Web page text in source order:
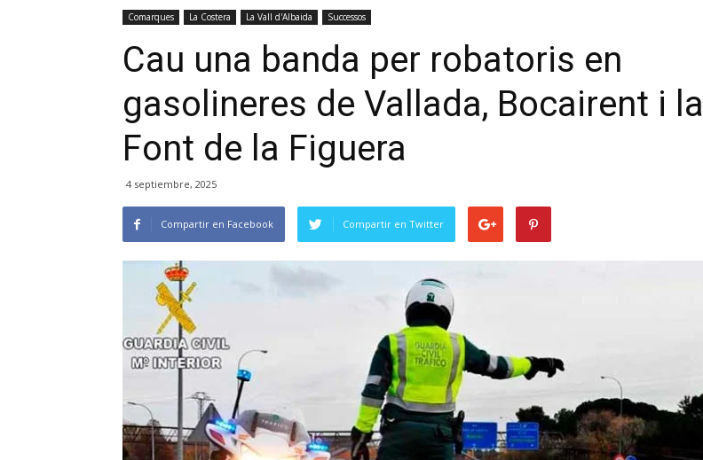
Comarques La Costera La Vall d'Albaida Successos
Cau una banda per robatoris en
gasolineres de Vallada, Bocairent i la
Font de la Figuera
4 septiembre, 2025
Compartir en Facebook Compartir en Twitter